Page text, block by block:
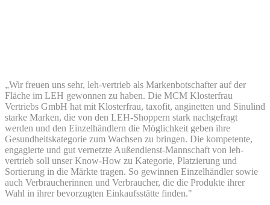
„Wir freuen uns sehr, leh-vertrieb als Markenbotschafter auf der
Fläche im LEH gewonnen zu haben. Die MCM Klosterfrau
Vertriebs GmbH hat mit Klosterfrau, taxofit, anginetten und Sinulind
starke Marken, die von den LEH-Shoppern stark nachgefragt
werden und den Einzelhändlern die Möglichkeit geben ihre
Gesundheitskategorie zum Wachsen zu bringen. Die kompetente,
engagierte und gut vernetzte Außendienst-Mannschaft von leh-
vertrieb soll unser Know-How zu Kategorie, Platzierung und
Sortierung in die Märkte tragen. So gewinnen Einzelhändler sowie
auch Verbraucherinnen und Verbraucher, die die Produkte ihrer
Wahl in ihrer bevorzugten Einkaufsstätte finden."